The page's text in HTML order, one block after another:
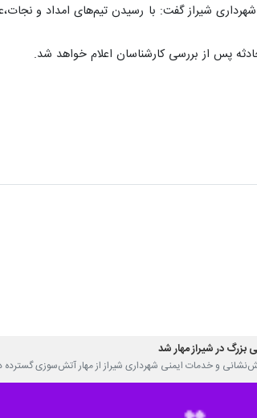
شیراز گفت: با رسیدن تیم‌های امداد و
پس از بررسی کارشناسان اعلام خواهد شد.
در شیراز مهار شد
و خدمات ایمنی شهرداری شیراز از مهار آتش‌سوزی گسترده